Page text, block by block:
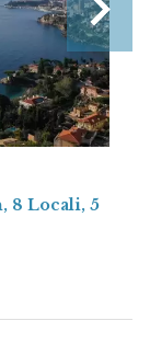
8 Locali, 5